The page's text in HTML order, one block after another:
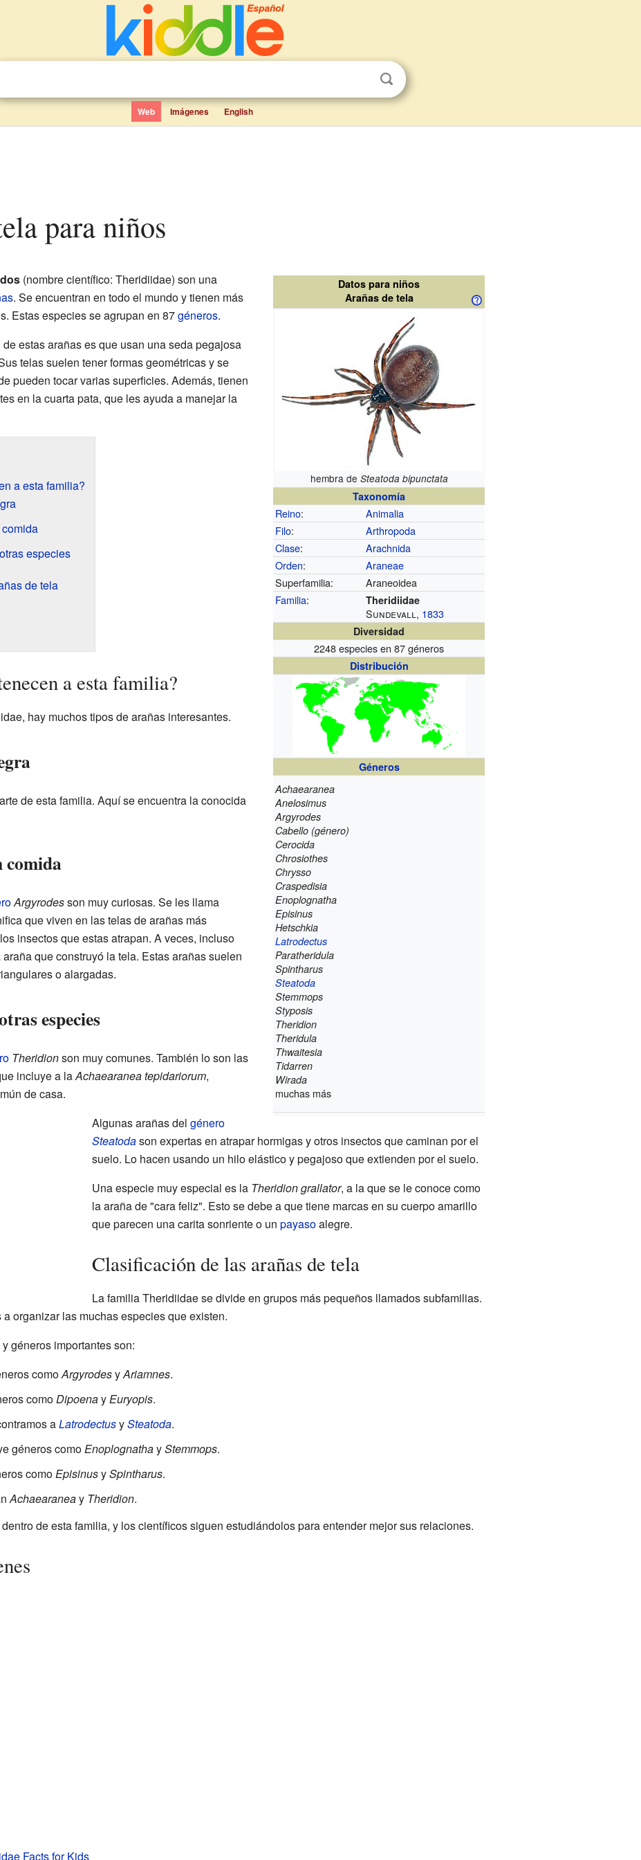
Web Imágenes English
para niños
Datos para niños
Arañas de tela
hembra de Steatoda bipunctata
Taxonomía
Reino:
Animalia
Filo:
Arthropoda
Clase:
Arachnida
Orden:
Araneae
Superfamilia:
Araneoidea
Familia: Theridiidae
Sundevall, 1833
Diversidad
2248 especies en 87 géneros
Distribución
Géneros
Achaearanea
Anelosimus
Argyrodes
Cabello (género)
Cerocida
Chrosiothes
Chrysso
Craspedisia
Enoplognatha
Episinus
Hetschkia
Latrodectus
Paratheridula
Spintharus
Steatoda
Stemmops
Styposis
Theridion
Theridula
Thwaitesia
Tidarren
Wirada
muchas más
(nombre científico: Theridiidae) son una
. Se encuentran en todo el mundo y tienen más
Estas especies se agrupan en 87géneros.
estas arañas es que usan una seda pegajosa
telas suelen tener formas geométricas y se
pueden tocar varias superficies. Además, tienen
en la cuarta pata, que les ayuda a manejar la
a esta familia?
especies
de tela
a esta familia?
hay muchos tipos de arañas interesantes.
de esta familia. Aquí se encuentra la conocida
comida
Argyrodesson muy curiosas. Se les llama
que viven en las telas de arañas más
insectos que estas atrapan. A veces, incluso
que construyó la tela. Estas arañas suelen
o alargadas.
especies
Theridionson muy comunes. También lo son las
incluye a laAchaearanea tepidariorum,
de casa.
Algunas arañas del género
Steatodason expertas en atrapar hormigas y otros insectos que caminan por el
suelo. Lo hacen usando un hilo elástico y pegajoso que extienden por el suelo.
Una especie muy especial es la Theridion grallator, a la que se le conoce como
la araña de "cara feliz". Esto se debe a que tiene marcas en su cuerpo amarillo
que parecen una carita sonriente o un payasoalegre.
Clasificación de las arañas de tela
La familia Theridiidae se divide en grupos más pequeños llamados subfamilias.
organizar las muchas especies que existen.
géneros importantes son:
comoArgyrodesyAriamnes.
comoDipoenayEuryopis.
aLatrodectusySteatoda.
géneros comoEnoplognathayStemmops.
comoEpisinusySpintharus.
Achaearaneay Theridion.
de esta familia, y los científicos siguen estudiándolos para entender mejor sus relaciones.
Facts for Kids